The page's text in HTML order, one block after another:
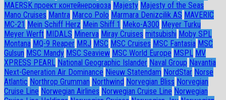
MAERSK проект контейнеровоза Majesty Majesty of the Seas
Mano Cruises Mantra Marco Polo Marmara Denizcilik AS MAVERIC
MC-21 Mein Schiff Herz Mein Shiff 1 Meko-A300 Meyer Turku
Meyer Werft MIDALS Minerva Miray Cruises mitsubishi Moby SPL
Montana MQ-9 Reaper MRJ MSC MSC Cruises MSC Fantasia MSC
Gulsun MSC Mandy MSC Seaview MSC World Europe MSPL MV
XPRESS PEARL National Geographic Islander Naval Group Navantia
Next-Generation Air Dominance Nieuw Statendam NordStar Norse
Atlantic Northrop Grumman Northwind Norvegian Bliss Norvegian
Cruise Line Norwegian Airlines Norwegian Cruise Line Norwegian